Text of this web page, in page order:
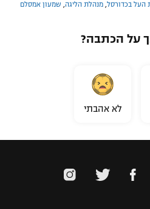
העל בכדורסל, מנהלת הליגה, שמעון אמסלם
על הכתבה?
לא אהבתי